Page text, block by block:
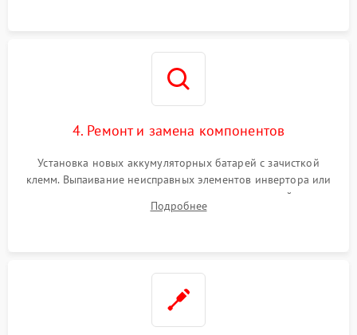
4. Ремонт и замена компонентов
Установка новых аккумуляторных батарей с зачисткой
клемм. Выпаивание неисправных элементов инвертора или
цепи зарядки и монтаж новых радиодеталей.
Восстановление поврежденных токоведущих дорожек и
Подробнее